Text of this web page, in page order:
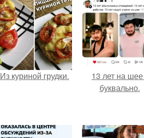
Из куриной грудки.
13 лет на
буквально.